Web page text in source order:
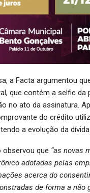
a Facta argumentou
que contém a selfie da
no ato da assinatura.
do crédito
a evolução da dívida.
observou que “as novas
adotadas pelas
acerca do
de forma a não